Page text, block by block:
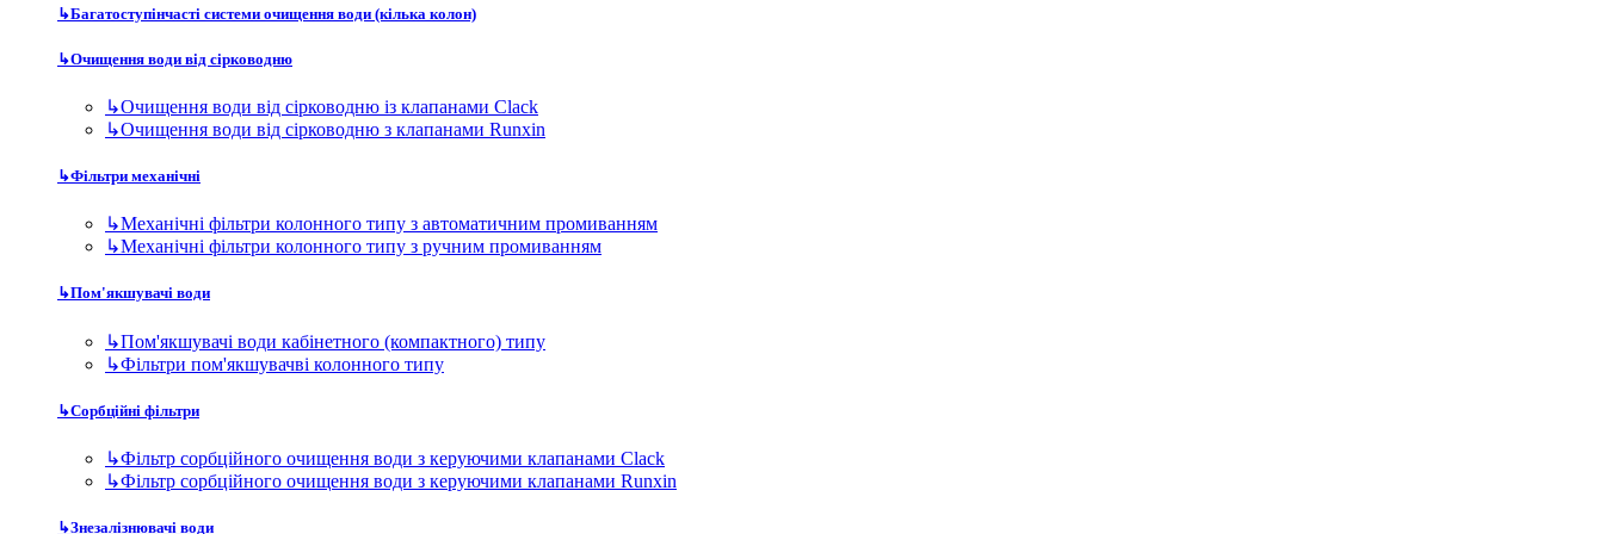
↳Багатоступінчасті системи очищення води (кілька колон)
↳Очищення води від сірководню
↳Очищення води від сірководню із клапанами Clack
↳Очищення води від сірководню з клапанами Runxin
↳Фільтри механічні
↳Механічні фільтри колонного типу з автоматичним промиванням
↳Механічні фільтри колонного типу з ручним промиванням
↳Пом'якшувачі води
↳Пом'якшувачі води кабінетного (компактного) типу
↳Фільтри пом'якшувачві колонного типу
↳Сорбційні фільтри
↳Фільтр сорбційного очищення води з керуючими клапанами Clack
↳Фільтр сорбційного очищення води з керуючими клапанами Runxin
↳Знезалізнювачі води